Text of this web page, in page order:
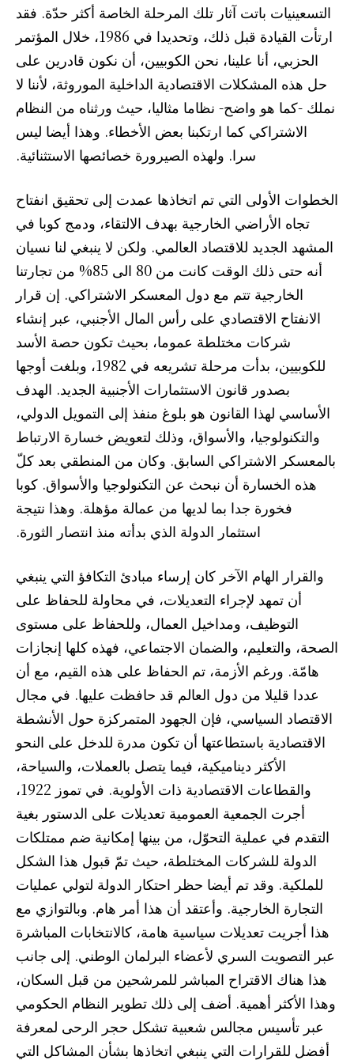
التسعينيات باتت آثار تلك المرحلة الخاصة أكثر حدّة. فقد
ارتأت القيادة قبل ذلك، وتحديدا في 1986، خلال المؤتمر
الحزبي، أنا علينا، نحن الكوبيين، أن نكون قادرين على
حل هذه المشكلات الاقتصادية الداخلية الموروثة، لأننا لا
نملك -كما هو واضح- نظاما مثاليا، حيث ورثناه من النظام
الاشتراكي كما ارتكبنا بعض الأخطاء. وهذا أيضا ليس
سرا. ولهذه الصيرورة خصائصها الاستثنائية.
الخطوات الأولى التي تم اتخاذها عمدت إلى تحقيق انفتاح
تجاه الأراضي الخارجية بهدف الالتقاء، ودمج كوبا في
المشهد الجديد للاقتصاد العالمي. ولكن لا ينبغي لنا نسيان
أنه حتى ذلك الوقت كانت من 80 الى 85% من تجارتنا
الخارجية تتم مع دول المعسكر الاشتراكي. إن قرار
الانفتاح الاقتصادي على رأس المال الأجنبي، عبر إنشاء
شركات مختلطة عموما، بحيث تكون حصة الأسد
للكوبيين، بدأت مرحلة تشريعه في 1982، وبلغت أوجها
بصدور قانون الاستثمارات الأجنبية الجديد. الهدف
الأساسي لهذا القانون هو بلوغ منفذ إلى التمويل الدولي،
والتكنولوجيا، والأسواق، وذلك لتعويض خسارة الارتباط
بالمعسكر الاشتراكي السابق. وكان من المنطقي بعد كلّ
هذه الخسارة أن نبحث عن التكنولوجيا والأسواق. كوبا
فخورة جدا بما لديها من عمالة مؤهلة. وهذا نتيجة
استثمار الدولة الذي بدأته منذ انتصار الثورة.
والقرار الهام الآخر كان إرساء مبادئ التكافؤ التي ينبغي
أن تمهد لإجراء التعديلات، في محاولة للحفاظ على
التوظيف، ومداخيل العمال، وللحفاظ على مستوى
الصحة، والتعليم، والضمان الاجتماعي، فهذه كلها إنجازات
هامّة. ورغم الأزمة، تم الحفاظ على هذه القيم، مع أن
عددا قليلا من دول العالم قد حافظت عليها. في مجال
الاقتصاد السياسي، فإن الجهود المتمركزة حول الأنشطة
الاقتصادية باستطاعتها أن تكون مدرة للدخل على النحو
الأكثر ديناميكية، فيما يتصل بالعملات، والسياحة،
والقطاعات الاقتصادية ذات الأولوية. في تموز 1922،
أجرت الجمعية العمومية تعديلات على الدستور بغية
التقدم في عملية التحوّل، من بينها إمكانية ضم ممتلكات
الدولة للشركات المختلطة، حيث تمّ قبول هذا الشكل
للملكية. وقد تم أيضا حظر احتكار الدولة لتولي عمليات
التجارة الخارجية. وأعتقد أن هذا أمر هام. وبالتوازي مع
هذا أجريت تعديلات سياسية هامة، كالانتخابات المباشرة
عبر التصويت السري لأعضاء البرلمان الوطني. إلى جانب
هذا هناك الاقتراح المباشر للمرشحين من قبل السكان،
وهذا الأكثر أهمية. أضف إلى ذلك تطوير النظام الحكومي
عبر تأسيس مجالس شعبية تشكل حجر الرحى لمعرفة
أفضل للقرارات التي ينبغي اتخاذها بشأن المشاكل التي